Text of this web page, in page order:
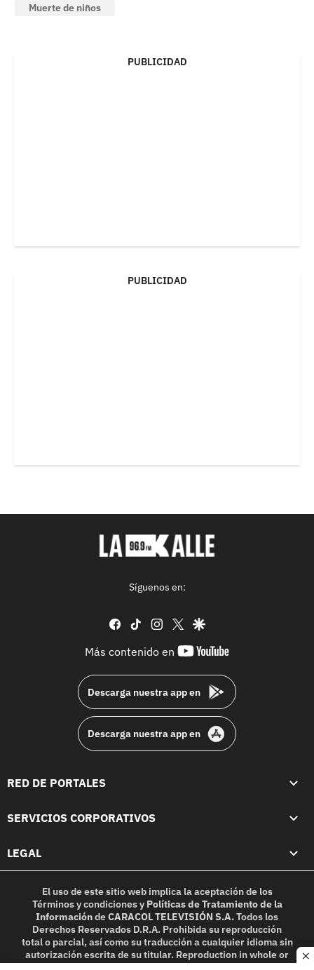
Muerte de niños
PUBLICIDAD
PUBLICIDAD
Síguenos en:
facebook
tiktok instagram
twittergoogle
Más contenido en
youtube-
Descarga nuestra app en
Descarga nuestra app en
RED DE PORTALES
SERVICIOS CORPORATIVOS
LEGAL
El uso de este sitio web implica la aceptación de los
Términos y condicionesy Políticas de Tratamiento de la
InformacióndeCARACOL TELEVISIÓN S.A.Todos los
Derechos Reservados D.R.A. Prohibida su reproducción
total o parcial, así como su traducción a cualquier idioma sin
autorización escrita de su titular. Reproduction in whole or